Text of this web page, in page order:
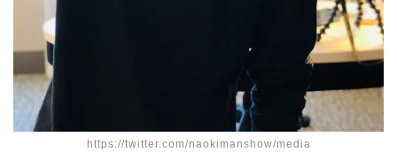
https://twitter.com/naokimanshow/media